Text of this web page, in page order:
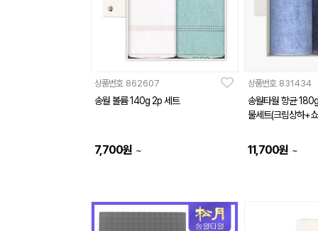
상품번호 862607
송월 볼륨 140g 2p 세트
7,700원 ~
상품번호 831434
송월타월 항균
물세트(크림상하+
11,700원 ~